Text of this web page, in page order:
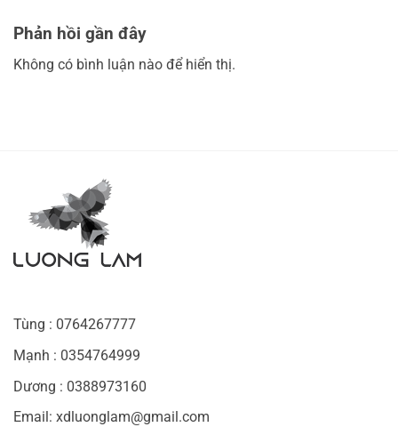
Phản hồi gần đây
Không có bình luận nào để hiển thị.
Tùng : 0764267777
Mạnh : 0354764999
Dương : 0388973160
Email: xdluonglam@gmail.com